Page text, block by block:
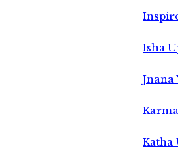
Isha
Jnana
Katha